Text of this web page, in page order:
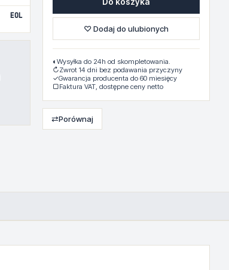
EOL
♡ Dodaj do ulubionych
◐ Wysyłka do 24h od skompletowania.
↻Zwrot 14 dni bez podawania przyczyny
✓Gwarancja producenta do 60 miesięcy
▢Faktura VAT, dostępne ceny netto
⇄Porównaj